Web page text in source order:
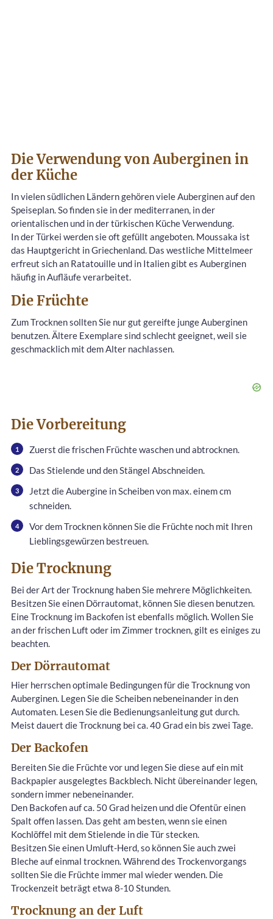
Die Verwendung von Auberginen in
der Küche
In vielen südlichen Ländern gehören viele Auberginen auf den
Speiseplan. So finden sie in der mediterranen, in der
orientalischen und in der türkischen Küche Verwendung.
In der Türkei werden sie oft gefüllt angeboten. Moussaka ist
das Hauptgericht in Griechenland. Das westliche Mittelmeer
erfreut sich an Ratatouille und in Italien gibt es Auberginen
häufig in Aufläufe verarbeitet.
Die Früchte
Zum Trocknen sollten Sie nur gut gereifte junge Auberginen
benutzen. Ältere Exemplare sind schlecht geeignet, weil sie
geschmacklich mit dem Alter nachlassen.
Die Vorbereitung
Zuerst die frischen Früchte waschen und abtrocknen.
Das Stielende und den Stängel Abschneiden.
Jetzt die Aubergine in Scheiben von max. einem cm
schneiden.
Vor dem Trocknen können Sie die Früchte noch mit Ihren
Lieblingsgewürzen bestreuen.
Die Trocknung
Bei der Art der Trocknung haben Sie mehrere Möglichkeiten.
Besitzen Sie einen Dörrautomat, können Sie diesen benutzen.
Eine Trocknung im Backofen ist ebenfalls möglich. Wollen Sie
an der frischen Luft oder im Zimmer trocknen, gilt es einiges zu
beachten.
Der Dörrautomat
Hier herrschen optimale Bedingungen für die Trocknung von
Auberginen. Legen Sie die Scheiben nebeneinander in den
Automaten. Lesen Sie die Bedienungsanleitung gut durch.
Meist dauert die Trocknung bei ca. 40 Grad ein bis zwei Tage.
Der Backofen
Bereiten Sie die Früchte vor und legen Sie diese auf ein mit
Backpapier ausgelegtes Backblech. Nicht übereinander legen,
sondern immer nebeneinander.
Den Backofen auf ca. 50 Grad heizen und die Ofentür einen
Spalt offen lassen. Das geht am besten, wenn sie einen
Kochlöffel mit dem Stielende in die Tür stecken.
Besitzen Sie einen Umluft-Herd, so können Sie auch zwei
Bleche auf einmal trocknen. Während des Trockenvorgangs
sollten Sie die Früchte immer mal wieder wenden. Die
Trockenzeit beträgt etwa 8-10 Stunden.
Trocknung an der Luft